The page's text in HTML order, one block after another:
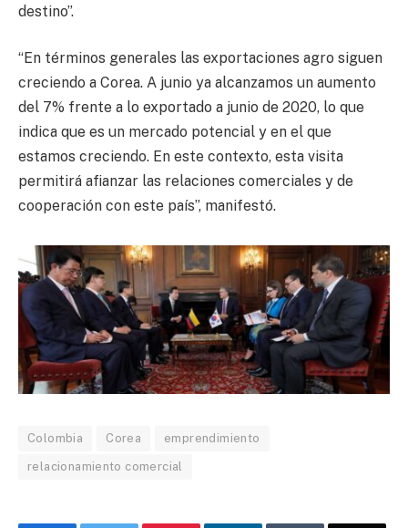
destino”.
“En términos generales las exportaciones agro siguen
creciendo a Corea. A junio ya alcanzamos un aumento
del 7% frente a lo exportado a junio de 2020, lo que
indica que es un mercado potencial y en el que
estamos creciendo. En este contexto, esta visita
permitirá afianzar las relaciones comerciales y de
cooperación con este país”, manifestó.
Colombia Corea emprendimiento
relacionamiento comercial